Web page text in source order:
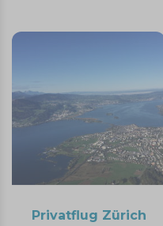
Privatflug Zürich